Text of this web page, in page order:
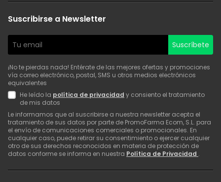
Suscribirse a Newsletter
Suscríbete
¡No te pierdas nada! Entérate de las mejores ofertas y promociones
vía correo electrónico, postal, SMS u otros medios electrónicos
equivalentes
He leído la política de privacidad y consiento el tratamiento
de mis datos
Le informamos que al suscribirse a nuestra newsletter acepta el
tratamiento de sus datos por parte de PromoFarma Ecom, S.L. para
el envío de comunicaciones comerciales o promocionales. En
cualquier caso, puede retirar su consentimiento o ejercer cualquier
otro de sus derechos reconocidos en materia de protección de
datos conforme se informa en nuestra Política de Privacidad .